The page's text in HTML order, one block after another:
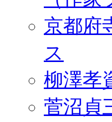
京都府
ス
柳澤孝
菅沼貞